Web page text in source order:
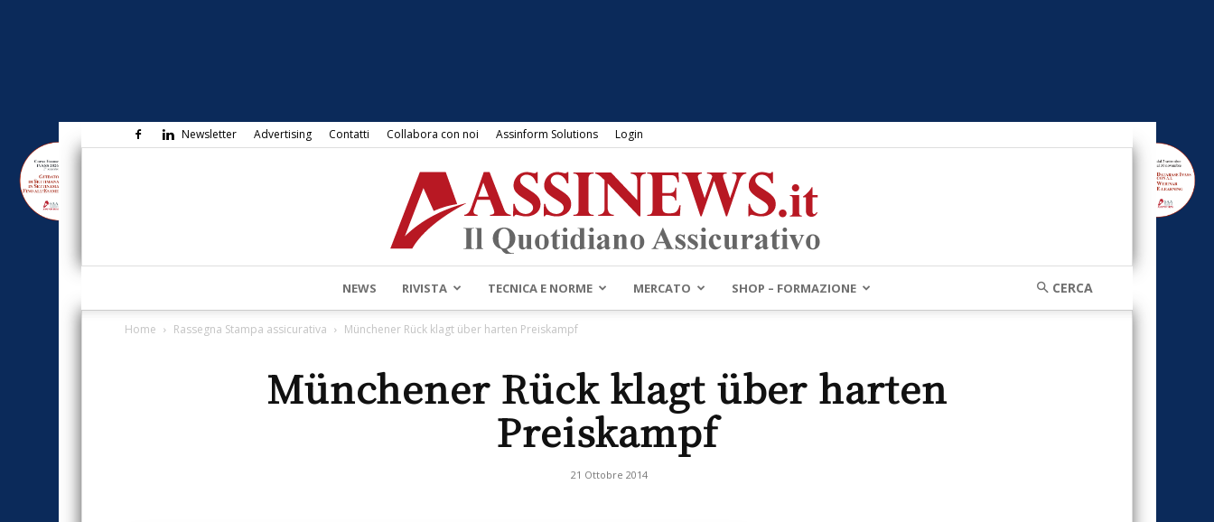
Newsletter Advertising Contatti Collabora con noi Assinform Solutions Login
Assinews.it
NEWS RIVISTA TECNICA E NORME MERCATO SHOP – FORMAZIONE
Home Rassegna Stampa assicurativa Münchener Rück klagt über harten Preiskampf
Münchener Rück klagt über harten
Preiskampf
21 Ottobre 2014